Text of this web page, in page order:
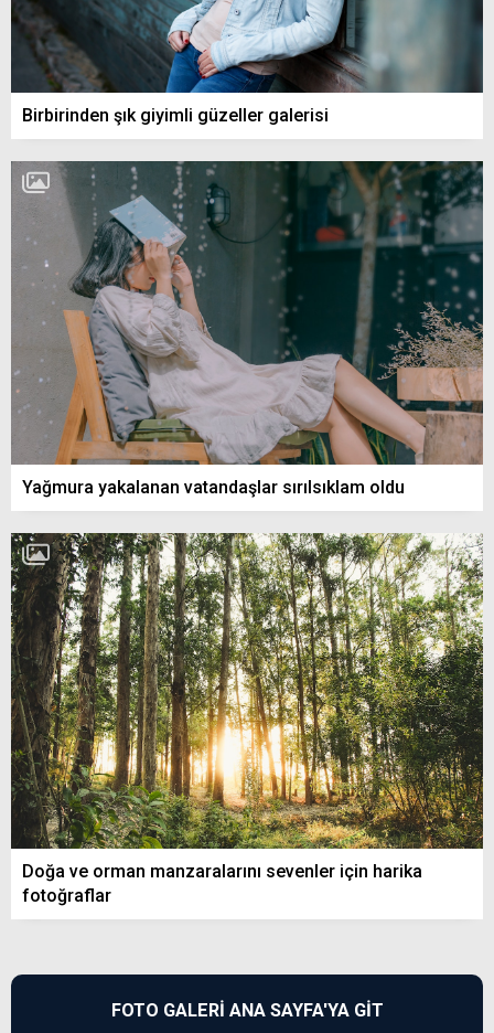
Birbirinden şık giyimli güzeller galerisi
Yağmura yakalanan vatandaşlar sırılsıklam oldu
Doğa ve orman manzaralarını sevenler için harika
fotoğraflar
FOTO GALERİ ANA SAYFA'YA GİT